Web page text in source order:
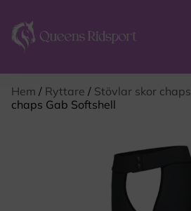
Hem / Ryttare / Stövlar skor chaps
chaps Gab Softshell